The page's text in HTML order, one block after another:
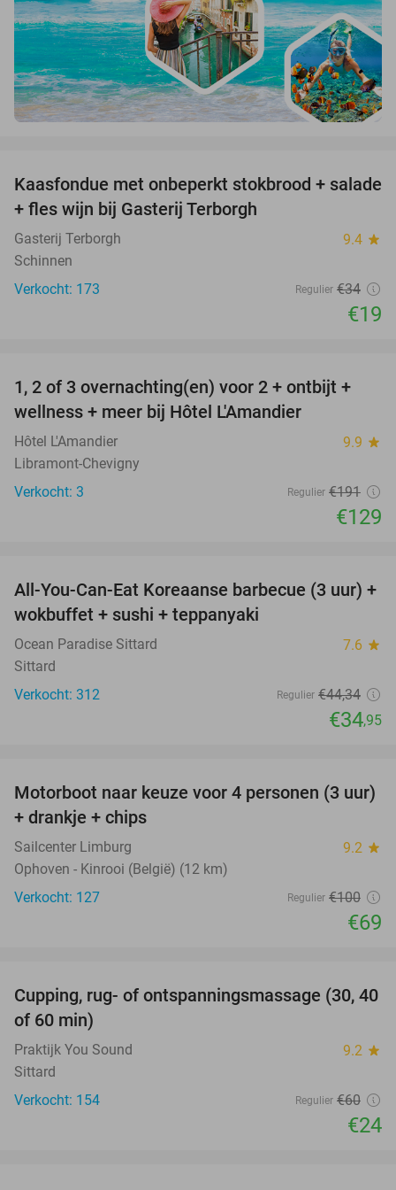
44%
Kaasfondue met onbeperkt stokbrood + salade
+ fles wijn bij Gasterij Terborgh
Gasterij Terborgh 9.4 star
Schinnen
Verkocht: 173
Regulier €34
€19
32%
TODAY
1, 2 of 3 overnachting(en) voor 2 + ontbijt +
wellness + meer bij Hôtel L'Amandier
Hôtel L'Amandier 9.9 star
Libramont-Chevigny
Verkocht: 3
Regulier €191
€129
21%
All-You-Can-Eat Koreaanse barbecue (3 uur) +
wokbuffet + sushi + teppanyaki
Ocean Paradise Sittard 7.6 star
Sittard
Verkocht: 312
Regulier €44,34
€34,95
31%
Motorboot naar keuze voor 4 personen (3 uur)
+ drankje + chips
Sailcenter Limburg 9.2 star
Ophoven - Kinrooi (België) (12 km)
Verkocht: 127
Regulier €100
€69
60%
Cupping, rug- of ontspanningsmassage (30, 40
of 60 min)
Praktijk You Sound 9.2 star
Sittard
Verkocht: 154
Regulier €60
€24